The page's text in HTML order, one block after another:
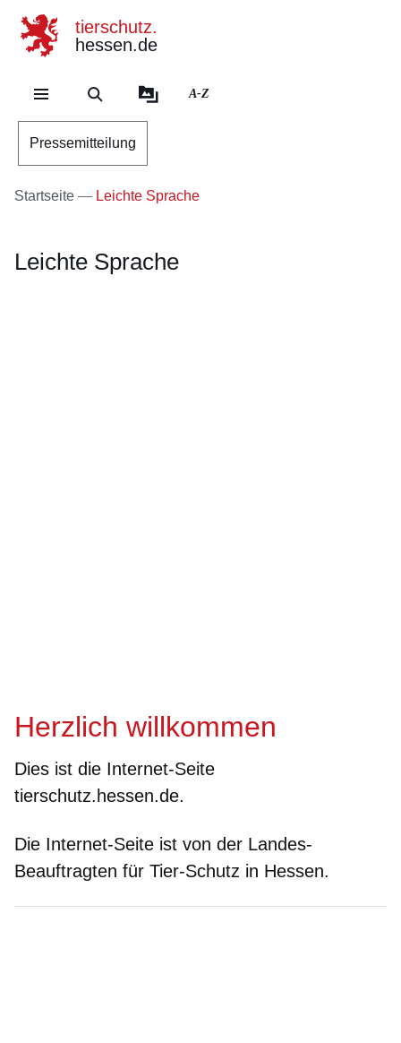
tierschutz.
hessen.de
A-Z
Pressemitteilung
Startseite Leichte Sprache
Leichte Sprache
Herzlich willkommen
Dies ist die Internet-Seite
tierschutz.hessen.de.
Die Internet-Seite ist von der Landes-
Beauftragten für Tier-Schutz in Hessen.